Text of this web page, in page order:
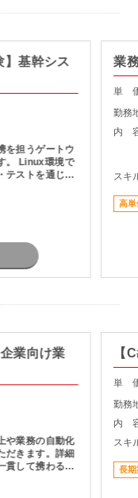
】基幹シス
を担うゲートウ
で
テストを通じて
割を担当いた
。
業
単
勤務
内
スキ
高単
業向け業
や業務の自動化
だきます。詳細
貫して携わるこ
の経験を積み
画を前提とし
【
単
勤務
内
スキ
長期